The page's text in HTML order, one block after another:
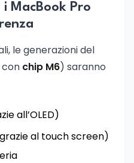
MacBook Pro
le generazioni del
con chip M6) saranno
all’OLED)
al touch screen)